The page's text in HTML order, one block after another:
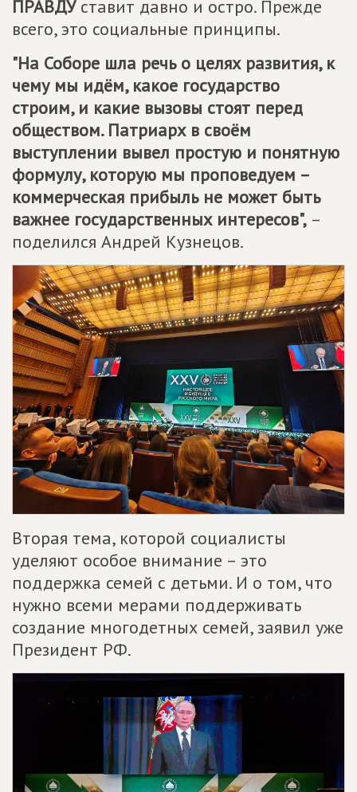
ПРАВДУставит давно и остро. Прежде
всего, это социальные принципы.
"На Соборе шла речь о целях развития, к
чему мы идём, какое государство
строим, и какие вызовы стоят перед
обществом. Патриарх в своём
выступлении вывел простую и понятную
формулу, которую мы проповедуем –
коммерческая прибыль не может быть
важнее государственных интересов", –
поделился Андрей Кузнецов.
Вторая тема, которой социалисты
уделяют особое внимание – это
поддержка семей с детьми. И о том, что
нужно всеми мерами поддерживать
создание многодетных семей, заявил уже
Президент РФ.